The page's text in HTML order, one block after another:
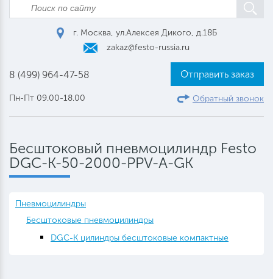
г. Москва, ул.Алексея Дикого, д.18Б
zakaz@festo-russia.ru
8 (499) 964-47-58
Пн-Пт 09.00-18.00
Отправить заказ
Обратный звонок
Бесштоковый пневмоцилиндр Festo
DGC-K-50-2000-PPV-A-GK
Пневмоцилиндры
Бесштоковые пневмоцилиндры
DGC-K цилиндры бесштоковые компактные